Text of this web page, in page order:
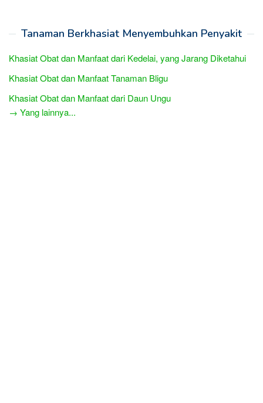
Tanaman Berkhasiat Menyembuhkan Penyakit
Khasiat Obat dan Manfaat dari Kedelai, yang Jarang Diketahui
Khasiat Obat dan Manfaat Tanaman Bligu
Khasiat Obat dan Manfaat dari Daun Ungu
→ Yang lainnya...